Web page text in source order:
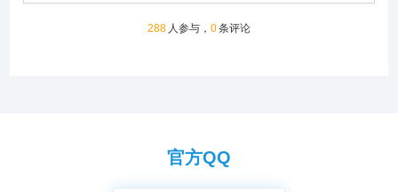
288 人参与， 0条评论
官方QQ